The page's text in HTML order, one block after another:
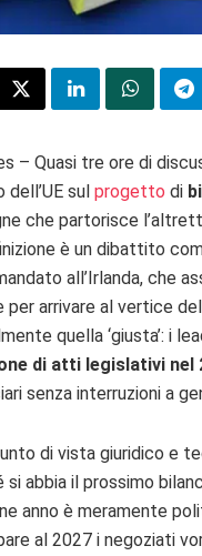
– Quasi tre ore di
dell’UE sul progetto di
che partorisce
è un dibattito
all’Irlanda, che
per arrivare al vertice
quella ‘giusta’: i
di atti legislativi nel
senza interruzioni a
di vista giuridico e
si abbia il prossimo
anno è meramente
al 2027 i negoziati